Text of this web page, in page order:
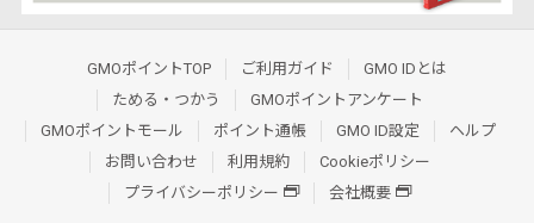
GMOポイントTOP ご利用ガイド
GMO IDとは
ためる・つかう
GMOポイントアンケート
GMOポイントモール
ポイント通帳 GMO ID設定
ヘルプ
お問い合わせ
利用規約
Cookieポリシー
プライバシーポリシー
会社概要